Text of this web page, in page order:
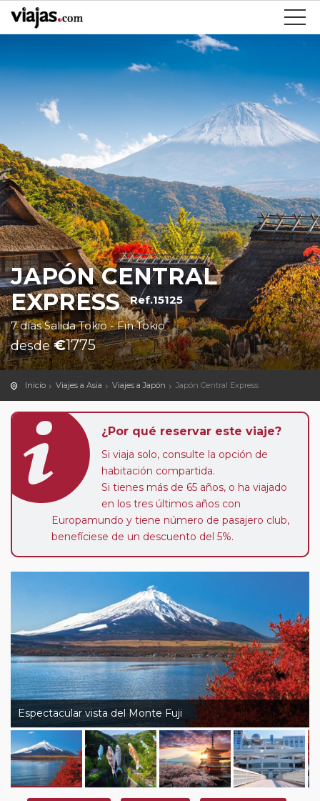
JAPÓN CENTRAL
EXPRESS Ref.15125
7 días Salida Tokio - Fin Tokio
desde€1775
Inicio Viajes a Asia Viajes a Japón Japón Central Express
¿Por qué reservar este viaje?
Si viaja solo, consulte la opción de
habitación compartida.
Si tienes más de 65 años, o ha viajado
en los tres últimos años con
Europamundo y tiene número de pasajero club,
benefíciese de un descuento del 5%.
Espectacular vista del Monte Fuji